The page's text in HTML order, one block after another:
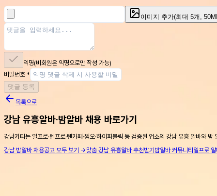
이미지 추가(최대 5개,
익명(비회원은 익명으로만 작성 가능)
비밀번호 *
댓글 등록
목록으로
강남 유흥알바·밤알바 채용 바로가기
강남키티는 일프로·텐프로·텐카페·쩜오·하이퍼블릭 등 검증된 업소의 강남 유흥 알바와
강남 밤알바 채용공고 모두 보기 → 맞춤 강남 유흥알바 추천받기 밤알바 커뮤니티 일프로